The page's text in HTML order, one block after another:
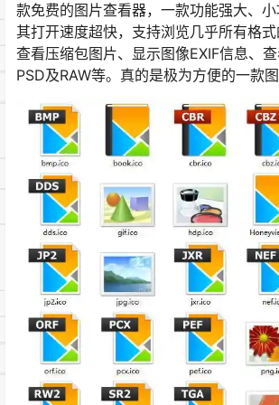
款免费的图片查看器，一款功能强大、小
其打开速度超快，支持浏览几乎所有格
查看压缩包图片、显示图像EXIF信息、
PSD及RAW等。真的是极为方便的一款图